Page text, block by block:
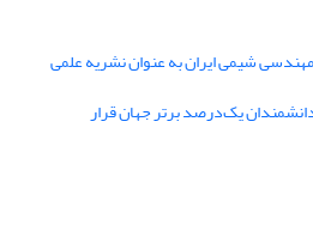
شیمی ایران به عنوان نشریه علمی
دانشمندان یک‌درصد برتر جهان قرار